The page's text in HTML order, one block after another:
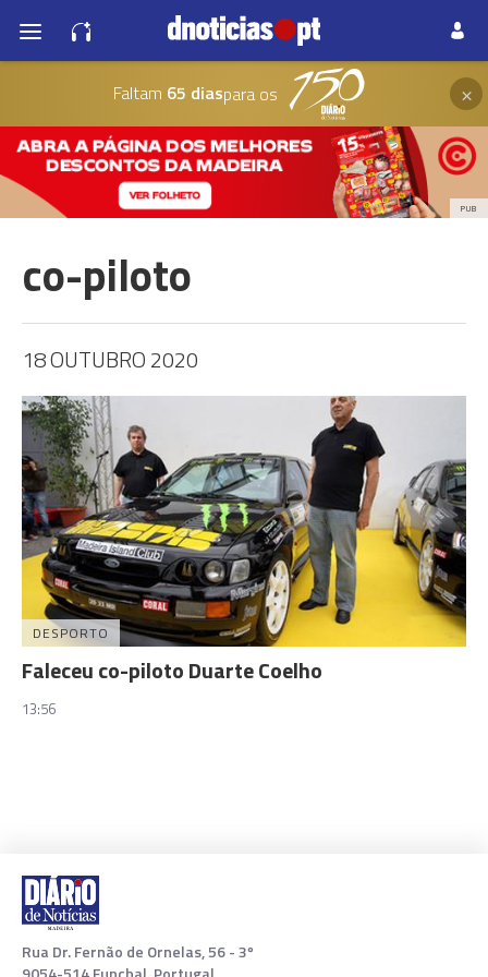
Faltam 65 diaspara os ×
PUB
co-piloto
18 OUTUBRO 2020
DESPORTO
Faleceu co-piloto Duarte Coelho
13:56
Rua Dr. Fernão de Ornelas, 56 - 3º